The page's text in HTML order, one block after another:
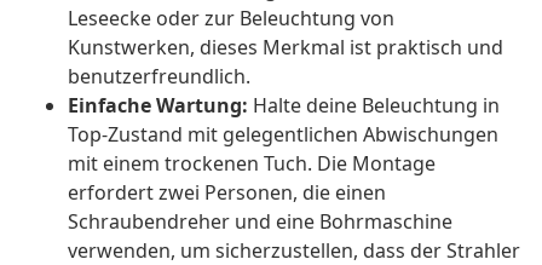
Leseecke oder zur Beleuchtung von
Kunstwerken, dieses Merkmal ist praktisch und
benutzerfreundlich.
Einfache Wartung: Halte deine Beleuchtung in
Top-Zustand mit gelegentlichen Abwischungen
mit einem trockenen Tuch. Die Montage
erfordert zwei Personen, die einen
Schraubendreher und eine Bohrmaschine
verwenden, um sicherzustellen, dass der Strahler